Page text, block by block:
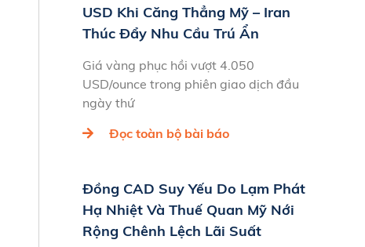
USD Khi Căng Thẳng Mỹ – Iran
Thúc Đẩy Nhu Cầu Trú Ẩn
Giá vàng phục hồi vượt 4.050
USD/ounce trong phiên giao dịch đầu
ngày thứ
Đọc toàn bộ bài báo
Đồng CAD Suy Yếu Do Lạm Phát
Hạ Nhiệt Và Thuế Quan Mỹ Nới
Rộng Chênh Lệch Lãi Suất